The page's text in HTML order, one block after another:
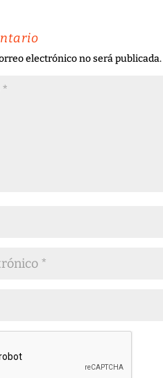
electrónico no será publicada.